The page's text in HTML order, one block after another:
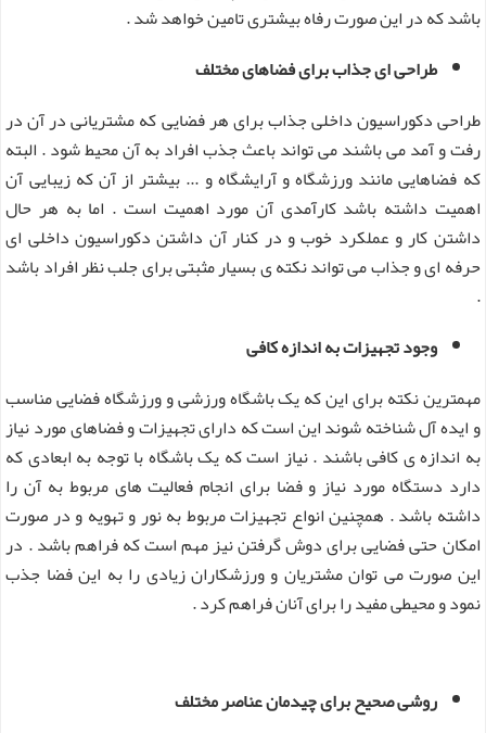
باشد که در این صورت رفاه بیشتری تامین خواهد شد .
طراحی ای جذاب برای فضاهای مختلف
طراحی دکوراسیون داخلی جذاب برای هر فضایی که مشتریانی در آن در
رفت و آمد می باشند می تواند باعث جذب افراد به آن محیط شود . البته
که فضاهایی مانند ورزشگاه و آرایشگاه و ... بیشتر از آن که زیبایی آن
اهمیت داشته باشد کارآمدی آن مورد اهمیت است . اما به هر حال
داشتن کار و عملکرد خوب و در کنار آن داشتن دکوراسیون داخلی ای
حرفه ای و جذاب می تواند نکته ی بسیار مثبتی برای جلب نظر افراد باشد
.
وجود تجهیزات به اندازه کافی
مهمترین نکته برای این که یک باشگاه ورزشی و ورزشگاه فضایی مناسب
و ایده آل شناخته شوند این است که دارای تجهیزات و فضاهای مورد نیاز
به اندازه ی کافی باشند . نیاز است که یک باشگاه با توجه به ابعادی که
دارد دستگاه مورد نیاز و فضا برای انجام فعالیت های مربوط به آن را
داشته باشد . همچنین انواع تجهیزات مربوط به نور و تهویه و در صورت
امکان حتی فضایی برای دوش گرفتن نیز مهم است که فراهم باشد . در
این صورت می توان مشتریان و ورزشکاران زیادی را به این فضا جذب
نمود و محیطی مفید را برای آنان فراهم کرد .
روشی صحیح برای چیدمان عناصر مختلف